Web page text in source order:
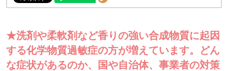
★洗剤や柔軟剤など香りの強い合成物質に起因
する化学物質過敏症の方が増えています。どん
な症状があるのか、国や自治体、事業者の対策